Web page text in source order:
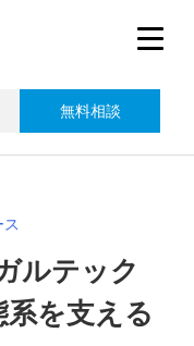
無料相談
ルテック
を支える